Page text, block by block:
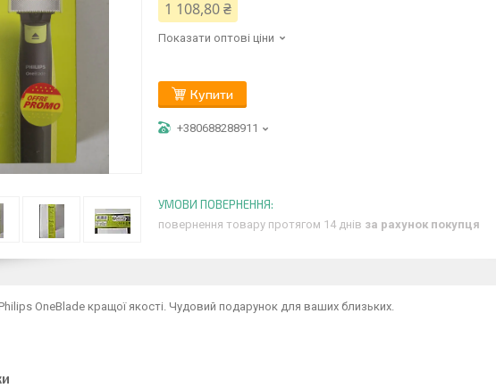
1 108,80 ₴
Показати оптові ціни
Купити
+380688288911
повернення товару протягом 14 днів за рахунок покупця
OneBlade кращої якості. Чудовий подарунок для ваших близьких.